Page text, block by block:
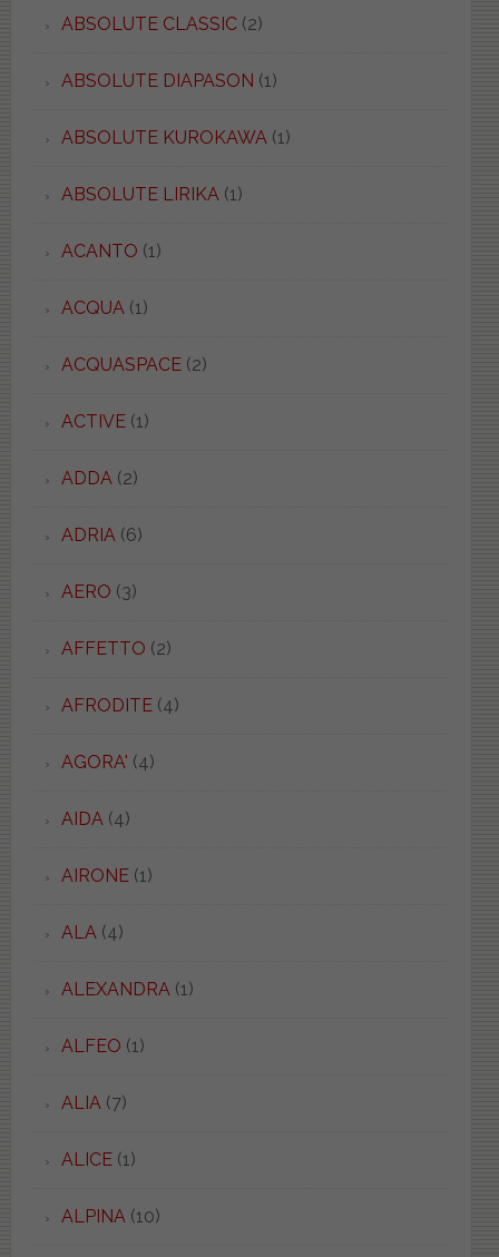
ABSOLUTE CLASSIC(2)
ABSOLUTE DIAPASON (1)
ABSOLUTE KUROKAWA (1)
ABSOLUTE LIRIKA (1)
ACANTO (1)
ACQUA (1)
ACQUASPACE(2)
ACTIVE(1)
ADDA (2)
ADRIA (6)
AERO (3)
AFFETTO (2)
AFRODITE(4)
AGORA' (4)
AIDA (4)
AIRONE(1)
ALA (4)
ALEXANDRA (1)
ALFEO (1)
ALIA (7)
ALICE(1)
ALPINA (10)